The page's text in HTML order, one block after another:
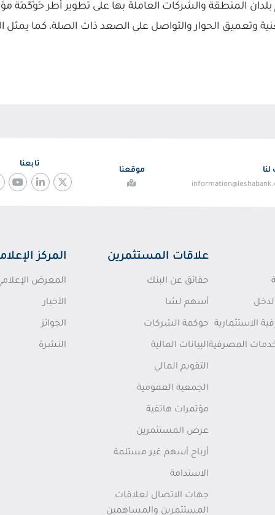
المنطقة والشركات العاملة بها على تطوير أطر
وتعميق الحوار والتواصل على الصعد ذات الصلة، كما
موقعنا
تابعنا
الاستثمارية
المصرفية
علاقات المستثمرين
حقائق عن البنك
أسهم لشا
حوكمة الشركات
البيانات المالية
التقويم المالي
الجمعية العمومية
مؤتمرات هاتفية
عرض المستثمرين
أرباح أسهم غير مستلمة
الاستدامة
جهات الاتصال لعلاقات
المستثمرين والمساهمين
المركز
المعرض
الأخبار
الجوائز
النشرة